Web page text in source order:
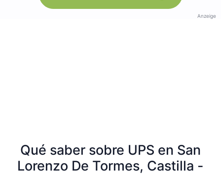
Anzeige
Qué saber sobre UPS en San
Lorenzo De Tormes, Castilla -